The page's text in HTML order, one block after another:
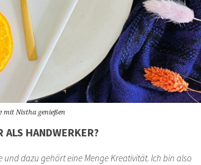
mit Nistha genießen
HANDWERKER?
dazu gehört eine Menge Kreativität. Ich bin also